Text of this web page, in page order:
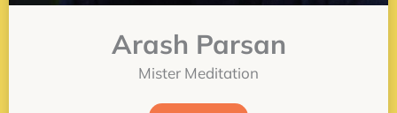
Arash Parsan
Mister Meditation